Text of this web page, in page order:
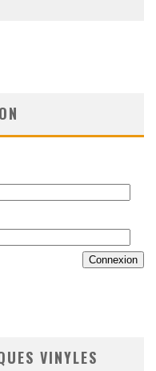
VINYLES